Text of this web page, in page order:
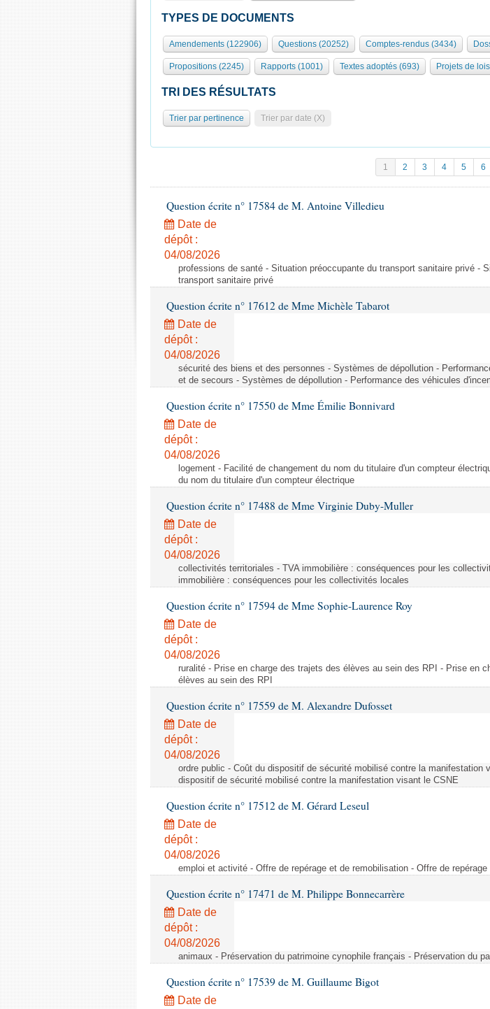
TYPES DE DOCUMENTS
Amendements (122906) Questions (20252) Comptes-rendus (3434)
Propositions (2245) Rapports (1001) Textes adoptés (693) Projets de
TRI DES RÉSULTATS
Trier par pertinence Trier par date (X)
1 2 3 4 5 6
Question écrite n° 17584 de M. Antoine Villedieu
Date de
dépôt :
04/08/2026
professions de santé - Situation préoccupante du transport sanitaire privé -
transport sanitaire privé
Question écrite n° 17612 de Mme Michèle Tabarot
Date de
dépôt :
04/08/2026
sécurité des biens et des personnes - Systèmes de dépollution -
et de secours - Systèmes de dépollution - Performance des véhicules
Question écrite n° 17550 de Mme Émilie Bonnivard
Date de
dépôt :
04/08/2026
logement - Facilité de changement du nom du titulaire d'un compteur
du nom du titulaire d'un compteur électrique
Question écrite n° 17488 de Mme Virginie Duby-Muller
Date de
dépôt :
04/08/2026
collectivités territoriales - TVA immobilière : conséquences pour les
immobilière : conséquences pour les collectivités locales
Question écrite n° 17594 de Mme Sophie-Laurence Roy
Date de
dépôt :
04/08/2026
ruralité - Prise en charge des trajets des élèves au sein des RPI - Prise en
élèves au sein des RPI
Question écrite n° 17559 de M. Alexandre Dufosset
Date de
dépôt :
04/08/2026
ordre public - Coût du dispositif de sécurité mobilisé contre la manifestation
dispositif de sécurité mobilisé contre la manifestation visant le CSNE
Question écrite n° 17512 de M. Gérard Leseul
Date de
dépôt :
04/08/2026
emploi et activité - Offre de repérage et de remobilisation - Offre de
Question écrite n° 17471 de M. Philippe Bonnecarrère
Date de
dépôt :
04/08/2026
animaux - Préservation du patrimoine cynophile français - Préservation du
Question écrite n° 17539 de M. Guillaume Bigot
Date de